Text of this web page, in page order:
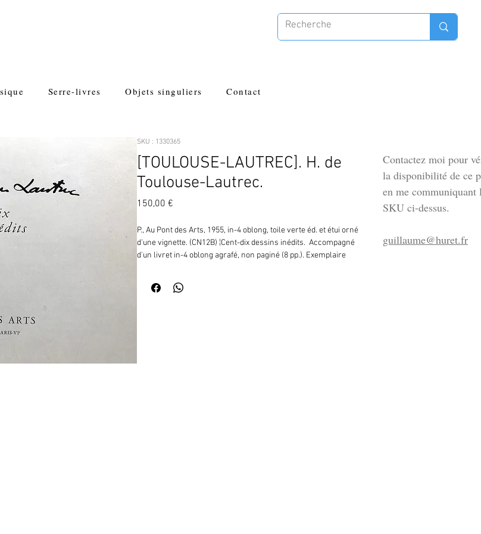
Serre-livres Objets singuliers Contact
SKU : 1330365
[TOULOUSE-LAUTREC]. H. de
Toulouse-Lautrec.
150,00 €
P., Au Pont des Arts, 1955, in-4 oblong, toile verte éd. et étui orné
d'une vignette. (CN12B) ¦Cent-dix dessins inédits.  Accompagné
d'un livret in-4 oblong agrafé, non paginé (8 pp.). Exemplaire
Contactez moi pour
la disponibilité de ce
en me communiquant
SKU ci-dessus.
guillaume@huret.fr
Huret.